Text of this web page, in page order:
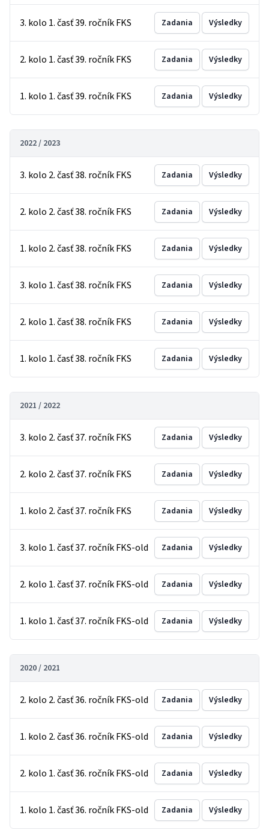
3. kolo 1. časť 39. ročník FKS Zadania Výsledky
2. kolo 1. časť 39. ročník FKS Zadania Výsledky
1. kolo 1. časť 39. ročník FKS Zadania Výsledky
2022 / 2023
3. kolo 2. časť 38. ročník FKS Zadania Výsledky
2. kolo 2. časť 38. ročník FKS Zadania Výsledky
1. kolo 2. časť 38. ročník FKS Zadania Výsledky
3. kolo 1. časť 38. ročník FKS Zadania Výsledky
2. kolo 1. časť 38. ročník FKS Zadania Výsledky
1. kolo 1. časť 38. ročník FKS Zadania Výsledky
2021 / 2022
3. kolo 2. časť 37. ročník FKS Zadania Výsledky
2. kolo 2. časť 37. ročník FKS Zadania Výsledky
1. kolo 2. časť 37. ročník FKS Zadania Výsledky
3. kolo 1. časť 37. ročník FKS-old Zadania Výsledky
2. kolo 1. časť 37. ročník FKS-old Zadania Výsledky
1. kolo 1. časť 37. ročník FKS-old Zadania Výsledky
2020 / 2021
2. kolo 2. časť 36. ročník FKS-old Zadania Výsledky
1. kolo 2. časť 36. ročník FKS-old Zadania Výsledky
2. kolo 1. časť 36. ročník FKS-old Zadania Výsledky
1. kolo 1. časť 36. ročník FKS-old Zadania Výsledky